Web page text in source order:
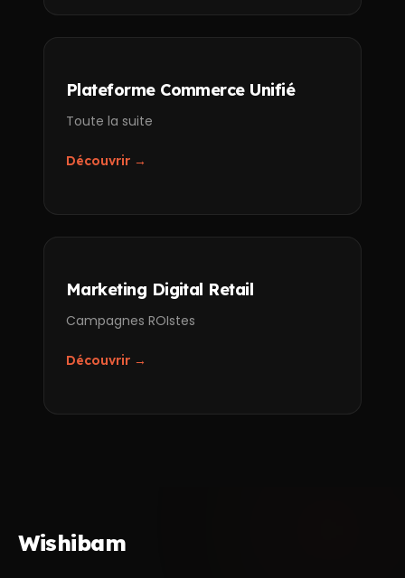
Plateforme Commerce Unifié
Toute la suite
Découvrir →
Marketing Digital Retail
Campagnes ROIstes
Découvrir →
Wishibam